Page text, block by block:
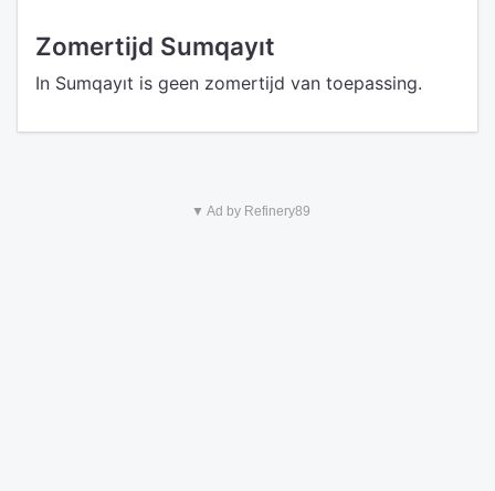
Zomertijd Sumqayıt
In Sumqayıt is geen zomertijd van toepassing.
▼ Ad by Refinery89